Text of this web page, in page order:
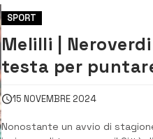
SPORT
Melilli |
testa per
15 NOVEMBRE 2024
Nonostante un avvio di